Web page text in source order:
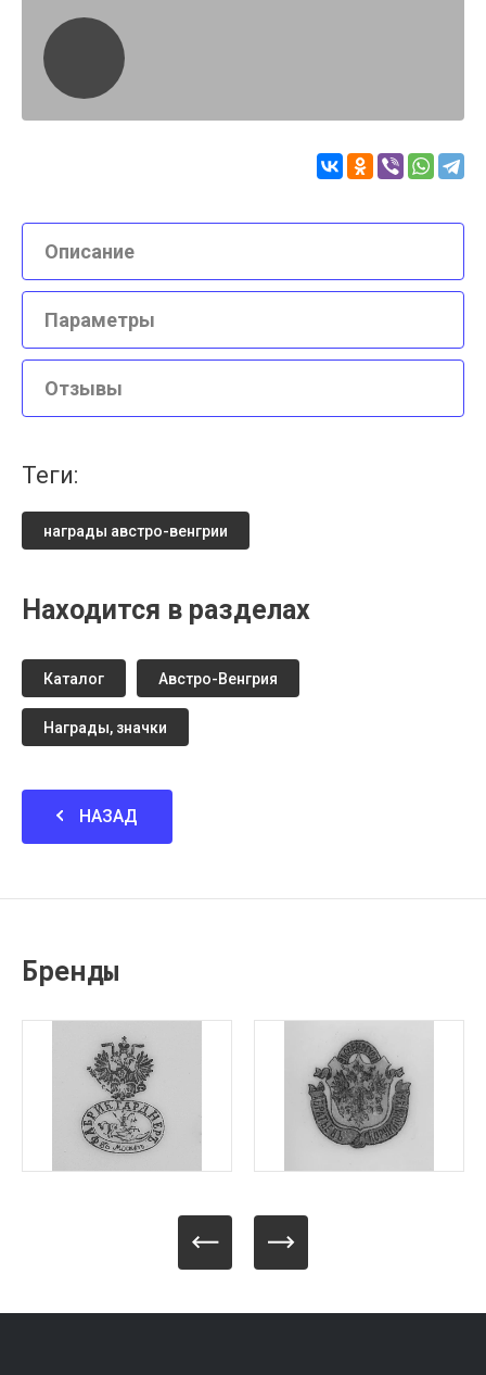
Описание
Параметры
Отзывы
теги:
награды австро-венгрии
Находится в разделах
Каталог Австро-Венгрия
Награды, значки
НАЗАД
Бренды